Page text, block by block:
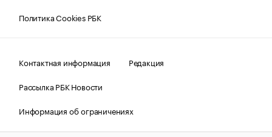
Политика Cookies РБК
Контактная информация
Редакция
Рассылка РБК Новости
Информация об ограничениях